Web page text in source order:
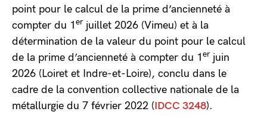
point pour le calcul de la prime d’ancienneté à
compter du 1 er juillet 2026 (Vimeu) et à la
détermination de la valeur du point pour le calcul
de la prime d’ancienneté à compter du 1 er juin
2026 (Loiret et Indre-et-Loire), conclu dans le
cadre de la convention collective nationale de la
métallurgie du 7 février 2022 (IDCC 3248).